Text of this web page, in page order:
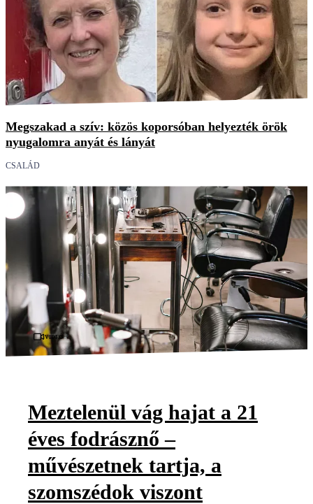
Megszakad a szív: közös koporsóban helyezték örök
nyugalomra anyát és lányát
CSALÁD
Videó
Meztelenül vág hajat a 21
éves fodrásznő –
művészetnek tartja, a
szomszédok viszont